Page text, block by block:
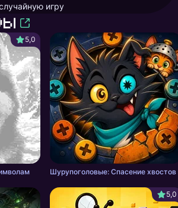
игру
5,0
Шурупоголовые: Спасение хвостов
5,0